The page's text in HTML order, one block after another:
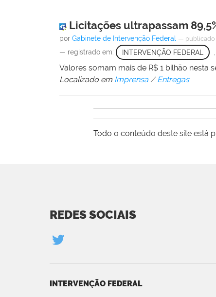
Licitações ultrapassam
por Gabinete de Intervenção Federal — publicado
— registrado em: INTERVENÇÃO FEDERAL
Valores somam mais de R$ 1 bilhão
Localizado em Imprensa /Entregas
Todo o conteúdo deste site está
REDES SOCIAIS
INTERVENÇÃO FEDERAL